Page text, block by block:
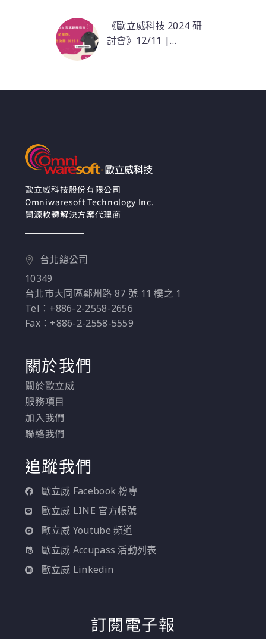
《歐立威科技 2024 研
討會》12/11 |
歐立威科技股份有限公司
Omniwaresoft Technology Inc.
開源軟體解決方案代理商
台北總公司
10349
台北市大同區鄭州路 87 號 11 樓之 1
Tel：+886-2-2558-2656
Fax：+886-2-2558-5559
關於我們
關於歐立威
服務項目
加入我們
聯絡我們
追蹤我們
歐立威 Facebook 粉專
歐立威 LINE 官方帳號
歐立威 Youtube 頻道
歐立威 Accupass 活動列表
歐立威 Linkedin
訂閱電子報